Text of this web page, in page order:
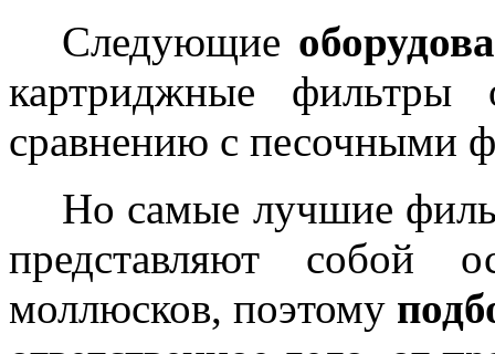
Следующие
картриджные фильтры
сравнению с песочными
Но самые лучшие
представляют собой
моллюсков, поэтому